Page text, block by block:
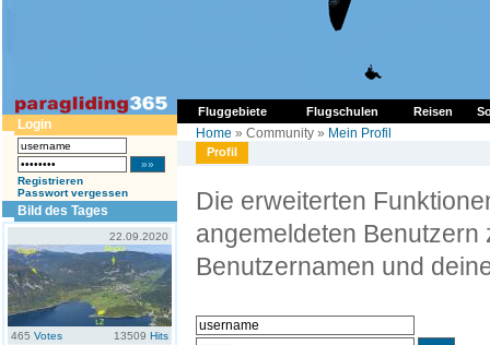
Fluggebiete Flugschulen Reisen
Login
Registrieren
Passwort vergessen
Bild des Tages
22.09.2020
465 Votes 13509 Hits
Home » Community » Mein Profil
Profil
Die erweiterten
angemeldeten Benutzern
Benutzernamen und